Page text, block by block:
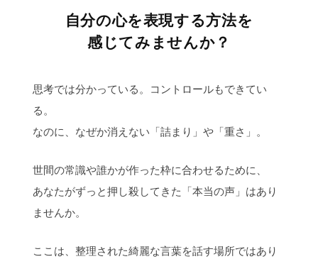
自分の心を表現する方法を
感じてみませんか？
思考では分かっている。コントロールもできてい
る。
なのに、なぜか消えない「詰まり」や「重さ」。
世間の常識や誰かが作った枠に合わせるために、
あなたがずっと押し殺してきた「本当の声」はあり
ませんか。
ここは、整理された綺麗な言葉を話す場所ではあり